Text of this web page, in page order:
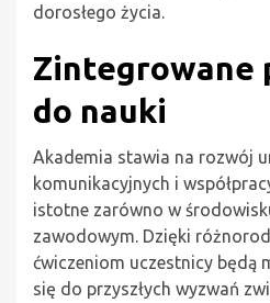
dorosłego życia.
Zintegrowane
do nauki
Akademia stawia na rozwój
komunikacyjnych i
istotne zarówno w
zawodowym. Dzięki
ćwiczeniom uczestnicy będą
się do przyszłych wyzwań